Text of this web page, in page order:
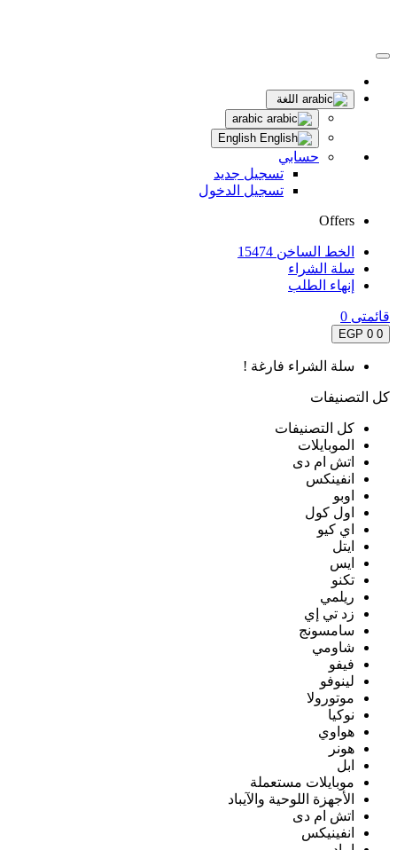
اللغة
حسابي
تسجيل جديد
تسجيل الدخول
Offers
الخط الساخن 15474
سلة الشراء
إنهاء الطلب
قائمتى 0
0
0 EGP
سلة الشراء فارغة !
كل التصنيفات
كل التصنيفات
الموبايلات
اتش ام دى
انفينكس
اوبو
اول كول
اي كيو
ايتل
ايس
تكنو
ريلمي
زد تي إي
سامسونج
شاومي
فيفو
لينوفو
موتورولا
نوكيا
هواوي
هونر
ابل
موبايلات مستعملة
الأجهزة اللوحية والآيباد
اتش ام دى
انفينيكس